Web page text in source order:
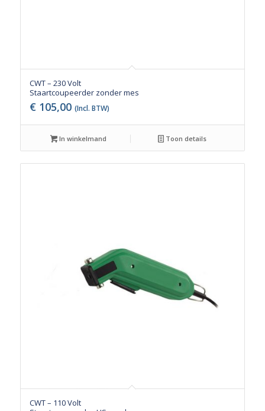
CWT – 230 Volt
Staartcoupeerder zonder mes
€ 105,00 (Incl. BTW)
In winkelmand Toon details
CWT – 110 Volt